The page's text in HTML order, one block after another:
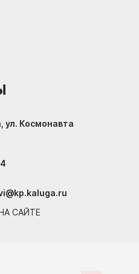
ул. Космонавта
САЙТЕ